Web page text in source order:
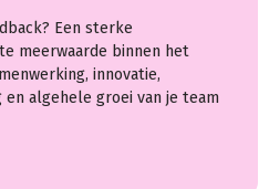
Een sterke
meerwaarde binnen het
innovatie,
algehele groei van je team